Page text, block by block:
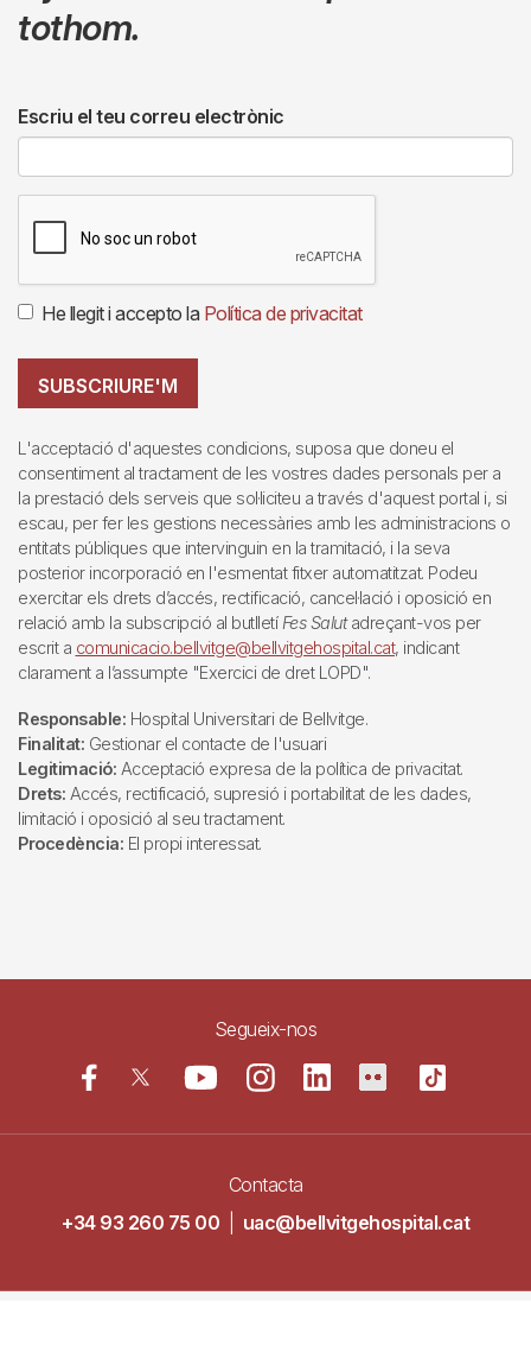
tothom.
Escriu el teu correu electrònic
He llegit i accepto la Política de privacitat
SUBSCRIURE'M
L'acceptació d'aquestes condicions, suposa que doneu el
consentiment al tractament de les vostres dades personals per a
la prestació dels serveis que sol·liciteu a través d'aquest portal i, si
escau, per fer les gestions necessàries amb les administracions o
entitats públiques que intervinguin en la tramitació, i la seva
posterior incorporació en l'esmentat fitxer automatitzat. Podeu
exercitar els drets d’accés, rectificació, cancel·lació i oposició en
relació amb la subscripció al butlletí Fes Salutadreçant-vos per
escrit a comunicacio.bellvitge@bellvitgehospital.cat, indicant
clarament a l’assumpte "Exercici de dret LOPD".
Responsable: Hospital Universitari de Bellvitge.
Finalitat: Gestionar el contacte de l'usuari
Legitimació: Acceptació expresa de la política de privacitat.
Drets: Accés, rectificació, supresió i portabilitat de les dades,
limitació i oposició al seu tractament.
Procedència: El propi interessat.
Segueix-nos
Contacta
+34 93 260 75 00
uac@bellvitgehospital.cat